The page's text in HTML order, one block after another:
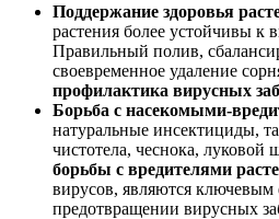
Поддержание здоровья
растения более устойчивы
Правильный полив,
своевременное удаление
профилактика вирусных
Борьба с насекомыми-
натуральные инсектициды,
чистотела, чеснока, луковой
борьбы с вредителями
вирусов, являются ключевым
предотвращении вирусных